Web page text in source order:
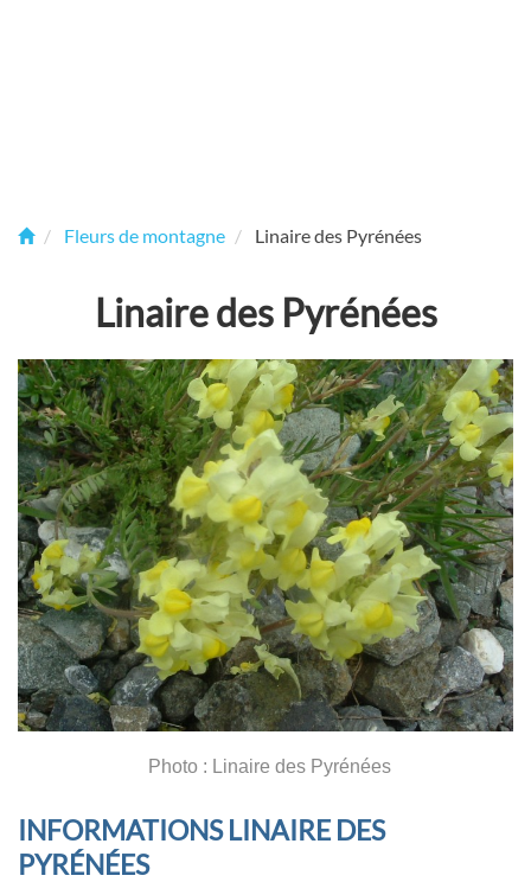
Fleurs de montagne Linaire des Pyrénées
Linaire des Pyrénées
Photo : Linaire des Pyrénées
INFORMATIONS LINAIRE DES
PYRÉNÉES